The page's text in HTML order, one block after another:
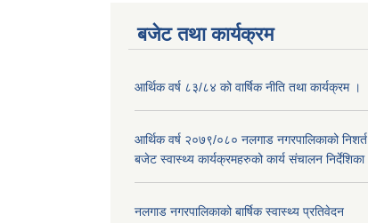
बजेट तथा कार्यक्रम
आर्थिक वर्ष ८३/८४ को वार्षिक नीति तथा कार्यक्रम ।
आर्थिक वर्ष २०७९/०८० नलगाड नगरपालिकाको निशर्त
बजेट स्वास्थ्य कार्यक्रमहरुको कार्य संचालन निर्देशिका
नलगाड नगरपालिकाको बार्षिक स्वास्थ्य प्रतिवेदन